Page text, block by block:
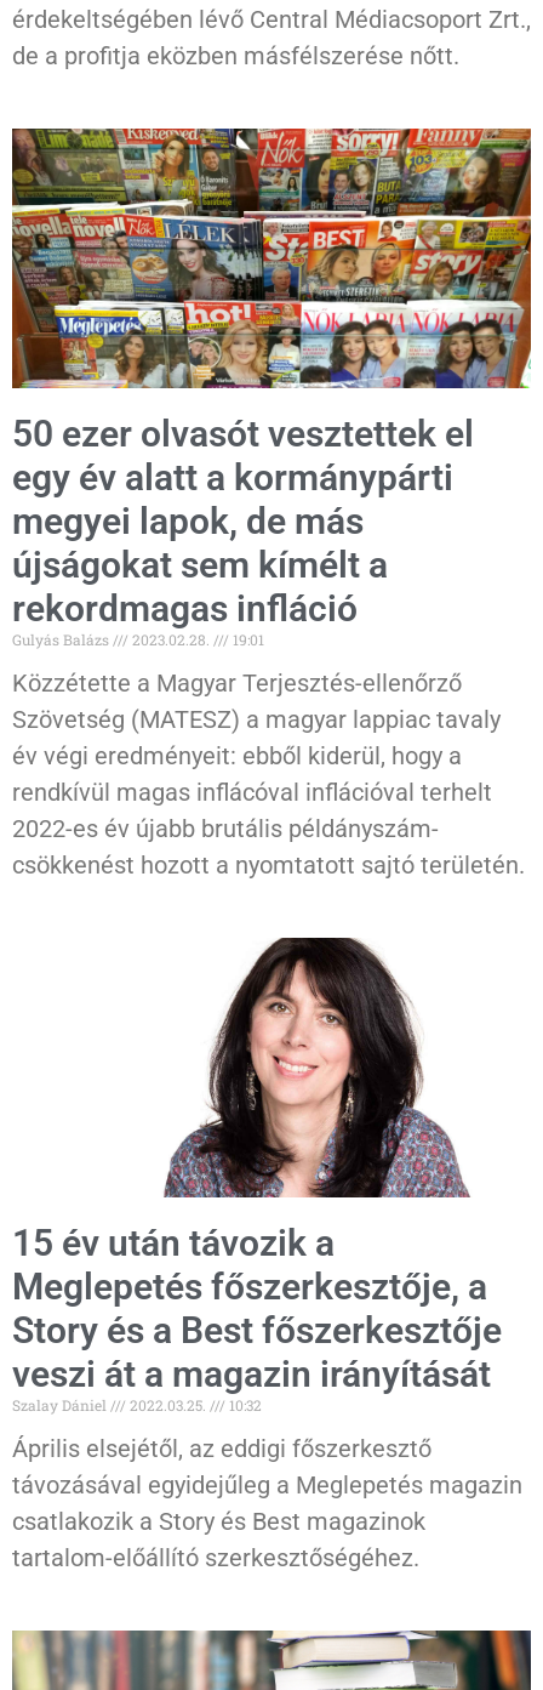
érdekeltségében lévő Central Médiacsoport Zrt.,
de a profitja eközben másfélszerése nőtt.
50 ezer olvasót vesztettek el
egy év alatt a kormánypárti
megyei lapok, de más
újságokat sem kímélt a
rekordmagas infláció
Gulyás Balázs 2023.02.28. 19:01
Közzétette a Magyar Terjesztés-ellenőrző
Szövetség (MATESZ) a magyar lappiac tavaly
év végi eredményeit: ebből kiderül, hogy a
rendkívül magas inflácóval inflációval terhelt
2022-es év újabb brutális példányszám-
csökkenést hozott a nyomtatott sajtó területén.
15 év után távozik a
Meglepetés főszerkesztője, a
Story és a Best főszerkesztője
veszi át a magazin irányítását
Szalay Dániel 2022.03.25. 10:32
Április elsejétől, az eddigi főszerkesztő
távozásával egyidejűleg a Meglepetés magazin
csatlakozik a Story és Best magazinok
tartalom-előállító szerkesztőségéhez.